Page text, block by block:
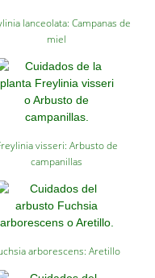
lanceolata: Campanas de
miel
visseri: Arbusto de
campanillas
arborescens: Aretillo